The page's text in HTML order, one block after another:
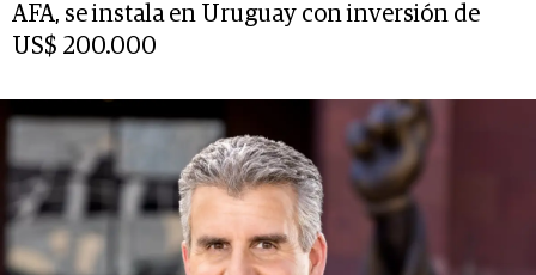
AFA, se instala en Uruguay con inversión de
US$ 200.000